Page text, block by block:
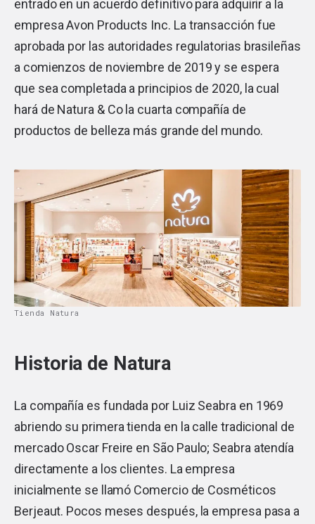
entrado en un acuerdo definitivo para adquirir a la
empresa Avon Products Inc. La transacción fue
aprobada por las autoridades regulatorias brasileñas
a comienzos de noviembre de 2019 y se espera
que sea completada a principios de 2020, la cual
hará de Natura & Co la cuarta compañía de
productos de belleza más grande del mundo.
Tienda Natura
Historia de Natura
La compañía es fundada por Luiz Seabra en 1969
abriendo su primera tienda en la calle tradicional de
mercado Oscar Freire en São Paulo; Seabra atendía
directamente a los clientes. La empresa
inicialmente se llamó Comercio de Cosméticos
Berjeaut. Pocos meses después, la empresa pasa a